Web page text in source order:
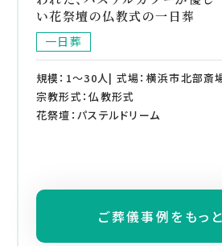
い花祭壇の仏教式の一日葬
一日葬
規模：1～30人| 式場：横浜市北部斎
宗教形式：仏教形式
花祭壇：パステルドリーム
ご葬儀事例をもっ